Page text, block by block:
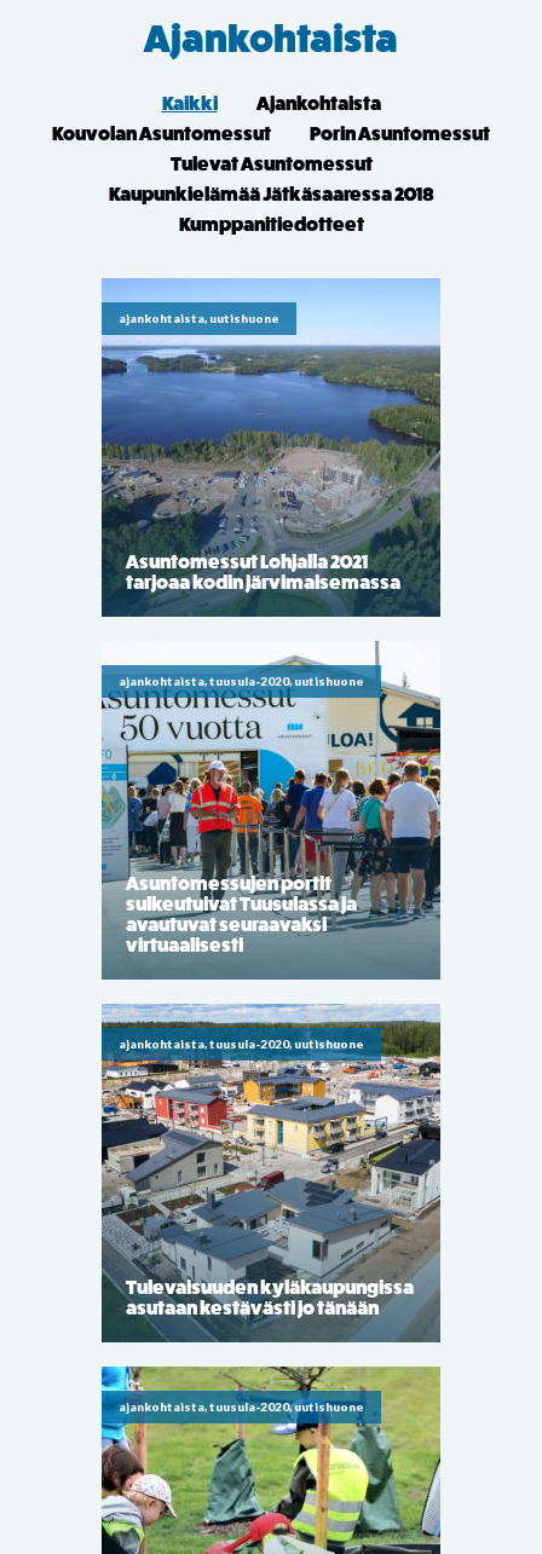
Ajankohtaista
Kaikki
Ajankohtaista
Kouvolan Asuntomessut
Porin Asuntomessut
Tulevat Asuntomessut
Kaupunkielämää Jätkäsaaressa 2018
Kumppanitiedotteet
ajankohtaista, uutishuone
Asuntomessut Lohjalla 2021
tarjoaa kodin järvimaisemassa
ajankohtaista, tuusula-2020, uutishuone
Asuntomessujen portit
sulkeutuivat Tuusulassa ja
avautuvat seuraavaksi
virtuaalisesti
ajankohtaista, tuusula-2020, uutishuone
Tulevaisuuden kyläkaupungissa
asutaan kestävästi jo tänään
ajankohtaista, tuusula-2020, uutishuone